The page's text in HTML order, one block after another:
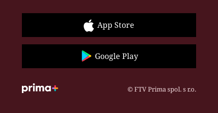
App Store
Google Play
© FTV Prima spol. s r.o.